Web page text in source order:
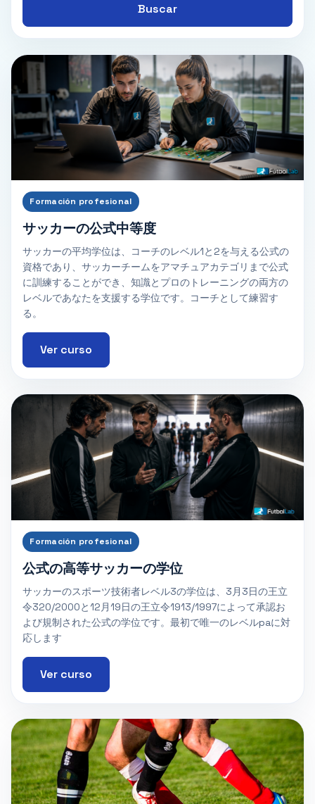
Buscar
Formación profesional
サッカーの公式中等度
サッカーの平均学位は、コーチのレベル1と2を与える公式の
資格であり、サッカーチームをアマチュアカテゴリまで公式
に訓練することができ、知識とプロのトレーニングの両方の
レベルであなたを支援する学位です。コーチとして練習す
る。
Ver curso
Formación profesional
公式の高等サッカーの学位
サッカーのスポーツ技術者レベル3の学位は、3月3日の王立
令320/2000と12月19日の王立令1913/1997によって承認お
よび規制された公式の学位です。最初で唯一のレベルpaに対
応します
Ver curso